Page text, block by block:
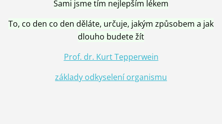
Sami jsme tím nejlepším lékem
To, co den co den děláte, určuje, jakým způsobem a jak
dlouho budete žít
Prof. dr. Kurt Tepperwein
základy odkyselení organismu